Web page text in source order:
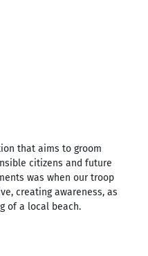
that aims to groom
citizens and future
was when our troop
creating awareness, as
of a local beach.